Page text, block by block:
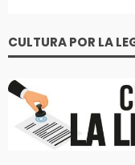
CULTURA POR LA